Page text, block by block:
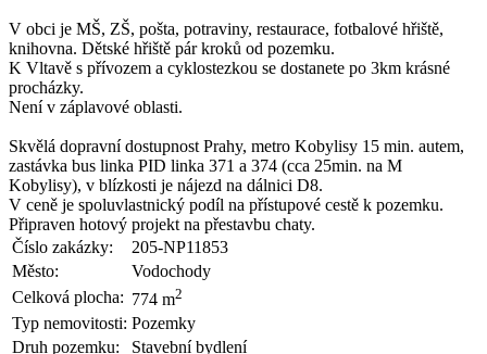
V obci je MŠ, ZŠ, pošta, potraviny, restaurace, fotbalové hřiště,
knihovna. Dětské hřiště pár kroků od pozemku.
K Vltavě s přívozem a cyklostezkou se dostanete po 3km krásné
procházky.
Není v záplavové oblasti.
Skvělá dopravní dostupnost Prahy, metro Kobylisy 15 min. autem,
zastávka bus linka PID linka 371 a 374 (cca 25min. na M
Kobylisy), v blízkosti je nájezd na dálnici D8.
V ceně je spoluvlastnický podíl na přístupové cestě k pozemku.
Připraven hotový projekt na přestavbu chaty.
Číslo zakázky:
205-NP11853
Město:
Vodochody
Celková plocha: 774 m2
Typ nemovitosti: Pozemky
Druh pozemku:
Stavební bydlení